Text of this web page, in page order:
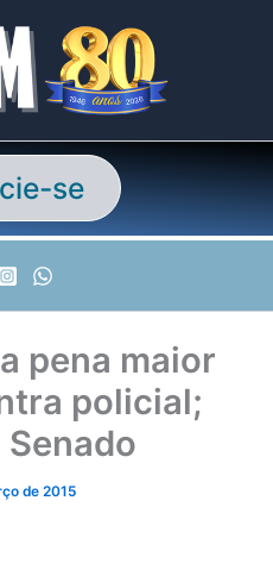
se
pena maior
policial;
de 2015